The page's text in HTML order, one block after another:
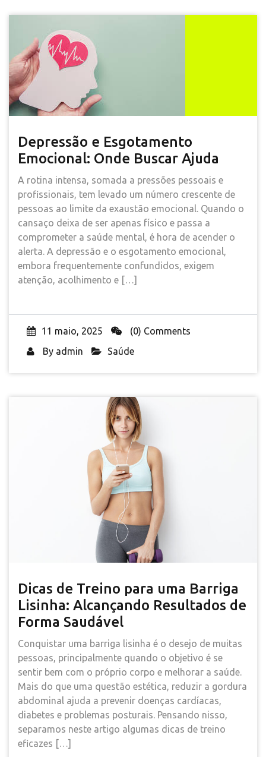
Depressão e Esgotamento
Emocional: Onde Buscar Ajuda
A rotina intensa, somada a pressões pessoais e
profissionais, tem levado um número crescente de
pessoas ao limite da exaustão emocional. Quando o
cansaço deixa de ser apenas físico e passa a
comprometer a saúde mental, é hora de acender o
alerta. A depressão e o esgotamento emocional,
embora frequentemente confundidos, exigem
atenção, acolhimento e […]
11 maio, 2025
(0) Comments
By admin Saúde
Dicas de Treino para uma Barriga
Lisinha: Alcançando Resultados de
Forma Saudável
Conquistar uma barriga lisinha é o desejo de muitas
pessoas, principalmente quando o objetivo é se
sentir bem com o próprio corpo e melhorar a saúde.
Mais do que uma questão estética, reduzir a gordura
abdominal ajuda a prevenir doenças cardíacas,
diabetes e problemas posturais. Pensando nisso,
separamos neste artigo algumas dicas de treino
eficazes […]